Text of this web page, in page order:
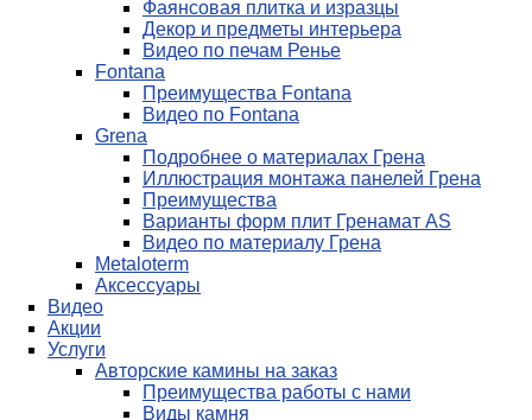
Фаянсовая плитка и изразцы
Декор и предметы интерьера
Видео по печам Ренье
Fontana
Преимущества Fontana
Видео по Fontana
Grena
Подробнее о материалах Грена
Иллюстрация монтажа панелей Грена
Преимущества
Варианты форм плит Гренамат AS
Видео по материалу Грена
Metaloterm
Аксессуары
Видео
Акции
Услуги
Авторские камины на заказ
Преимущества работы с нами
Виды камня